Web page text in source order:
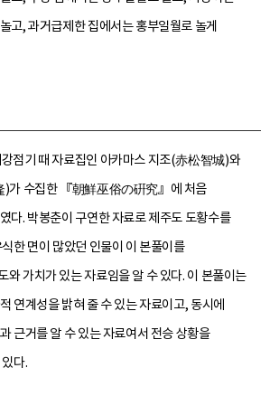
고, 과거급제한 집에서는 홍부일월로 놀게
점기 때 자료집인 아카마스 지조(赤松智城)와
)가 수집한 『朝鮮巫俗の硏究』에 처음
다. 박봉춘이 구연한 자료로 제주도 도황수를
한 면이 많았던 인물이 이 본풀이를
와 가치가 있는 자료임을 알 수 있다. 이 본풀이는
연계성을 밝혀 줄 수 있는 자료이고, 동시에
근거를 알 수 있는 자료여서 전승 상황을
다.